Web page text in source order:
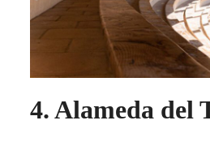
4. Alameda del